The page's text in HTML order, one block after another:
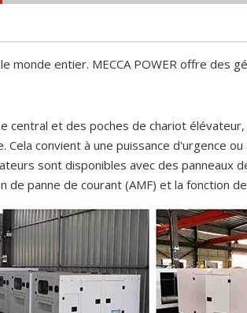
monde entier. MECCA POWER offre des
central et des poches de chariot
convient à une puissance d'urgence
sont disponibles avec des panneaux
panne de courant (AMF) et la fonction